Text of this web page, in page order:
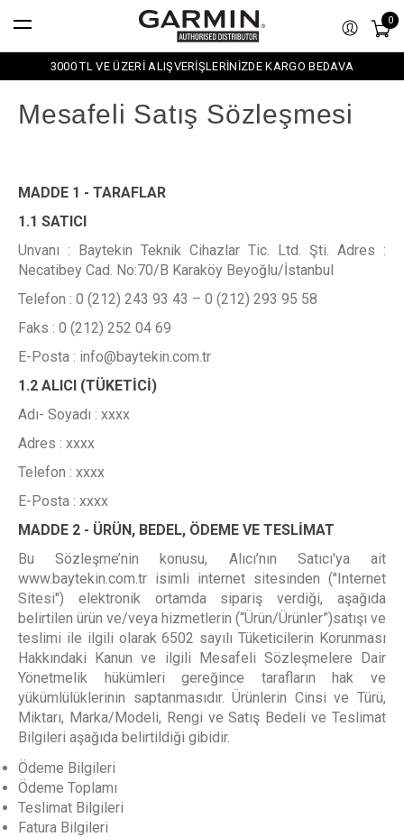
0
3000 TL VE ÜZERİ ALIŞVERİŞLERİNİZDE KARGO BEDAVA
Mesafeli Satış Sözleşmesi
MADDE 1 - TARAFLAR
1.1 SATICI
Unvanı : Baytekin Teknik Cihazlar Tic. Ltd. Şti. Adres :
Necatibey Cad. No:70/B Karaköy Beyoğlu/İstanbul
Telefon : 0 (212) 243 93 43 – 0 (212) 293 95 58
Faks : 0 (212) 252 04 69
E-Posta : info@baytekin.com.tr
1.2 ALICI (TÜKETİCİ)
Adı- Soyadı : xxxx
Adres : xxxx
Telefon : xxxx
E-Posta : xxxx
MADDE 2 - ÜRÜN, BEDEL, ÖDEME VE TESLİMAT
Bu Sözleşme’nin konusu, Alıcı’nın Satıcı'ya ait
www.baytekin.com.tr isimli internet sitesinden ("Internet
Sitesi") elektronik ortamda sipariş verdiği, aşağıda
belirtilen ürün ve/veya hizmetlerin (“Ürün/Ürünler”)satışı ve
teslimi ile ilgili olarak 6502 sayılı Tüketicilerin Korunması
Hakkındaki Kanun ve ilgili Mesafeli Sözleşmelere Dair
Yönetmelik hükümleri gereğince tarafların hak ve
yükümlülüklerinin saptanmasıdır. Ürünlerin Cinsi ve Türü,
Miktarı, Marka/Modeli, Rengi ve Satış Bedeli ve Teslimat
Bilgileri aşağıda belirtildiği gibidir.
Ödeme Bilgileri
Ödeme Toplamı
Teslimat Bilgileri
Fatura Bilgileri